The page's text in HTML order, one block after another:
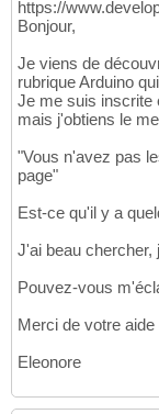
https://
Bonjour,
Je viens de
rubrique Arduino
Je me suis inscrite
mais j'obtiens le
"Vous n'avez pas
page"
Est-ce qu'il y a
J'ai beau chercher,
Pouvez-vous
Merci de votre
Eleonore